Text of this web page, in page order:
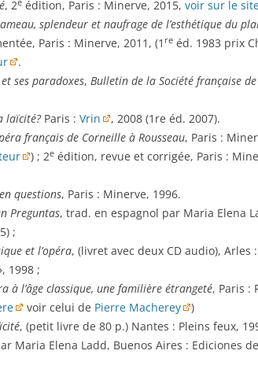
, 2 édition, Paris : Minerve, 2015, voir sur le
splendeur et naufrage de l’esthétique du
Paris : Minerve, 2011, (1 re éd. 1983 prix
.
ses paradoxes, Bulletin de la Société française
laïcité?Paris : Vrin
, 2008 (1re éd. 2007).
français de Corneille à Rousseau, Paris :
) ; 2e édition, revue et corrigée, Paris :
questions, Paris : Minerve, 1996.
Preguntas, trad. en espagnol par Maria Elena
;
et l’opéra, (livret avec deux CD audio),
1998 ;
à l’âge classique, une familière étrangeté, Paris :
voir celui de Pierre Macherey
)
, (petit livre de 80 p.) Nantes : Pleins feux,
Maria Elena Ladd, Buenos Aires : Ediciones